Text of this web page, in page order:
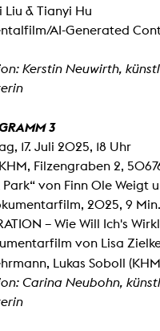
Liu & Tianyi Hu
AI-Generated
Kerstin Neuwirth,
3
17. Juli 2025, 18 Uhr
Filzengraben 2,
Park“ von Finn Ole Weigt
2025, 9 Min.
– Wie Will Ich's
von Lisa
Lukas Soboll
Carina Neubohn,